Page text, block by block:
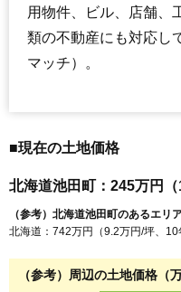
用物件、ビル、店舗、
類の不動産にも対応し
マッチ）。
■現在の土地価格
北海道池田町：245万円（
（参考）北海道池田町のあるエリ
北海道：742万円（9.2万円/坪、10
（参考）周辺の土地価格（